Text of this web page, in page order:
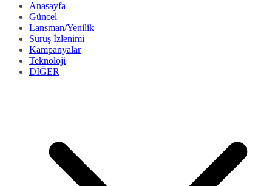
Anasayfa
Güncel
Lansman/Yenilik
Sürüş İzlenimi
Kampanyalar
Teknoloji
DİĞER